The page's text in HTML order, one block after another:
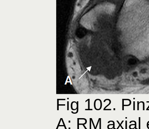
Fig 102.
A: RM axial